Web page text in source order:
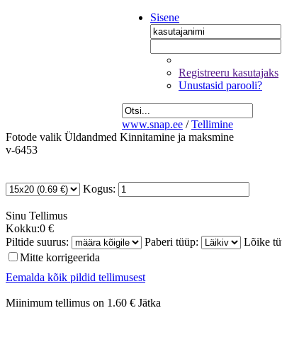
Sisene
Registreeru kasutajaks
Unustasid parooli?
www.snap.ee / Tellimine
Fotode valik Üldandmed Kinnitamine ja maksmine
v-6453
Kogus:
Sinu Tellimus
Kokku:0 €
Piltide suurus:
Paberi tüüp: Lõike
Mitte korrigeerida
Eemalda kõik pildid tellimusest
Miinimum tellimus on 1.60 € Jätka